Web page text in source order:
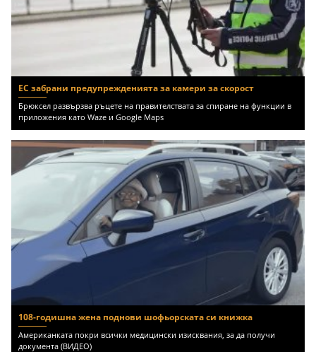
ЕС забрани предупрежденията за камери за скорост
Брюксел развързва ръцете на правителствата за спиране на функции в
приложения като Waze и Google Maps
108-годишна жена поднови шофьорската си книжка
Американката покри всички медицински изисквания, за да получи
документа (ВИДЕО)